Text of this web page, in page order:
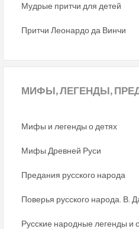
Мудрые притчи для детей
Притчи Леонардо да Винчи
МИФЫ,ЛЕГЕНДЫ,
Мифы и легенды о детях
Мифы Древней Руси
Предания русского народа
Поверья русского народа. В.
Русские народные легенды и